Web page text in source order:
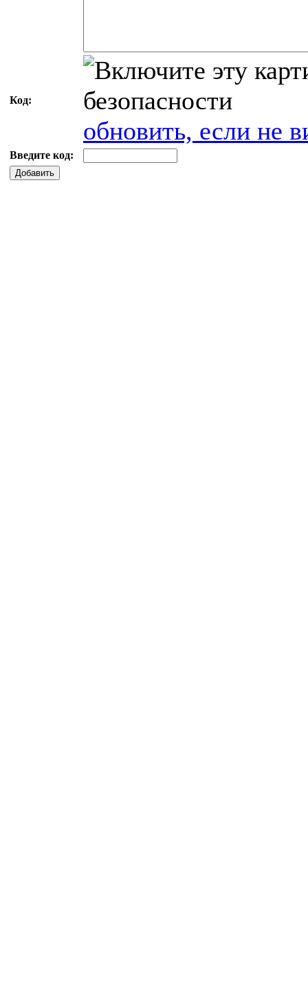
Код:
обновить, если не
Введите код:
Добавить